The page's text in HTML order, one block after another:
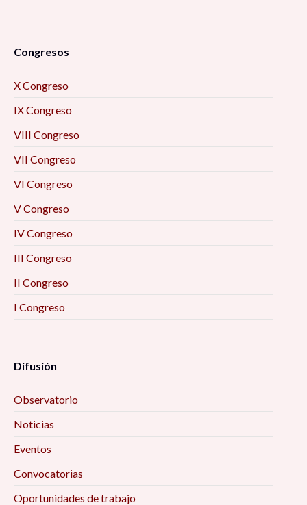
Congresos
X Congreso
IX Congreso
VIII Congreso
VII Congreso
VI Congreso
V Congreso
IV Congreso
III Congreso
II Congreso
I Congreso
Difusión
Observatorio
Noticias
Eventos
Convocatorias
Oportunidades de trabajo